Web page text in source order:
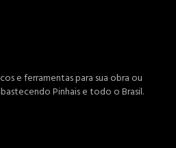
e ferramentas para sua obra ou
Pinhais e todo o Brasil.